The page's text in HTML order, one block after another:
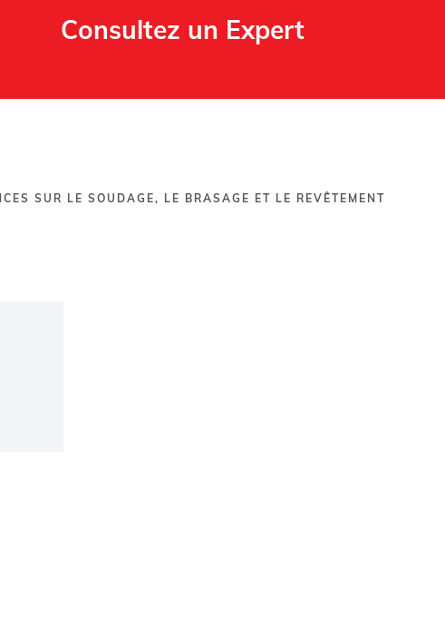
Consultez un Expert
SUR LE SOUDAGE, LE BRASAGE ET LE REVÊTEMENT